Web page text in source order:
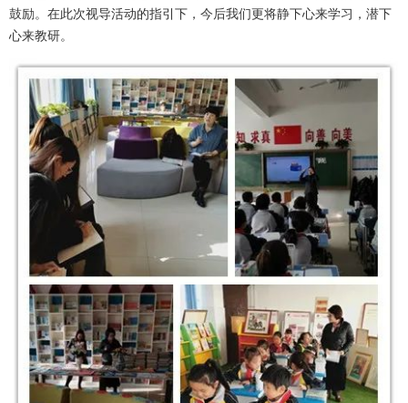
鼓励。在此次视导活动的指引下，今后我们更将静下心来学习，潜下
心来教研。